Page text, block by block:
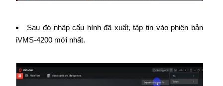
Sau đó nhập cấu hình đã xuất, tập tin vào phiên bản
iVMS-4200 mới nhất.